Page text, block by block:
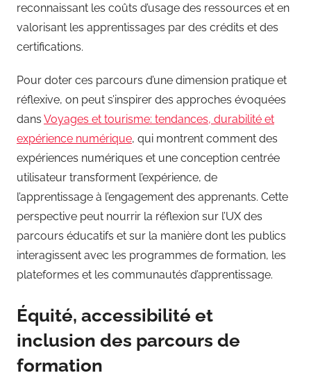
reconnaissant les coûts d’usage des ressources et en
valorisant les apprentissages par des crédits et des
certifications.
Pour doter ces parcours d’une dimension pratique et
réflexive, on peut s’inspirer des approches évoquées
dans Voyages et tourisme: tendances, durabilité et
expérience numérique, qui montrent comment des
expériences numériques et une conception centrée
utilisateur transforment l’expérience, de
l’apprentissage à l’engagement des apprenants. Cette
perspective peut nourrir la réflexion sur l’UX des
parcours éducatifs et sur la manière dont les publics
interagissent avec les programmes de formation, les
plateformes et les communautés d’apprentissage.
Équité, accessibilité et
inclusion des parcours de
formation